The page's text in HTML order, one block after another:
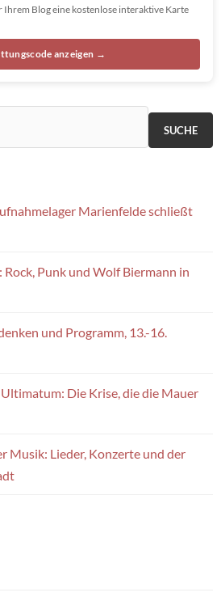
Ihrem Blog eine kostenlose interaktive Karte
anzeigen →
Marienfelde schließt
Punk und Wolf Biermann in
und Programm, 13.-16.
Die Krise, die die Mauer
Musik: Lieder, Konzerte und der